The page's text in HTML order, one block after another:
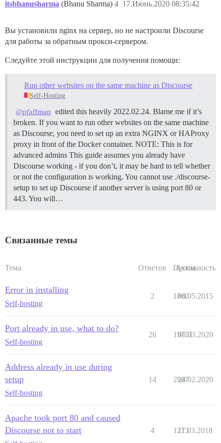
itsbhanusharma (Bhanu Sharma) 17.Июнь.2020 08:35:42
4
Вы установили nginx на сервер, но не настроили Discourse
для работы за обратным прокси-сервером.
Следуйте этой инструкции для получения помощи:
Run other websites on the same machine as Discourse
Self-Hosting
@pfaffman
edited this heavily 2022.02.24. Blame me if it’s
broken. If you want to run other websites on the same machine
as Discourse, you need to set up an extra NGINX or HAProxy
proxy in front of the Docker container. NOTE: This is for
advanced admins This guide assumes you already have
Discourse working - if you don’t, it may be hard to tell whether
or not the configuration is working. You cannot use ./discourse-
setup to set up Discourse if another server is using port 80 or
443. You will…
Связанные темы
Тема Ответов Просм.
Активность
Error in installing
Self-hosting
2 1860
04.05.2015
Port already in use, what to do?
Self-hosting
26 19751
06.03.2020
Address already in use during
setup
Self-hosting
14 2987
24.02.2020
Apache took port 80 and caused
Discourse not to start
4 1273
11.03.2018